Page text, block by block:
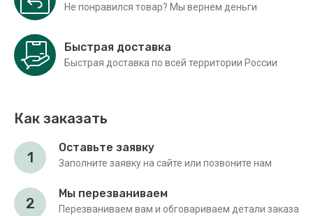
Не понравился товар? Мы вернем деньги
Быстрая доставка
Быстрая доставка по всей территории России
Как заказать
1
Оставьте заявку
Заполните заявку на сайте или позвоните нам
2
Мы перезваниваем
Перезваниваем вам и обговариваем детали заказа